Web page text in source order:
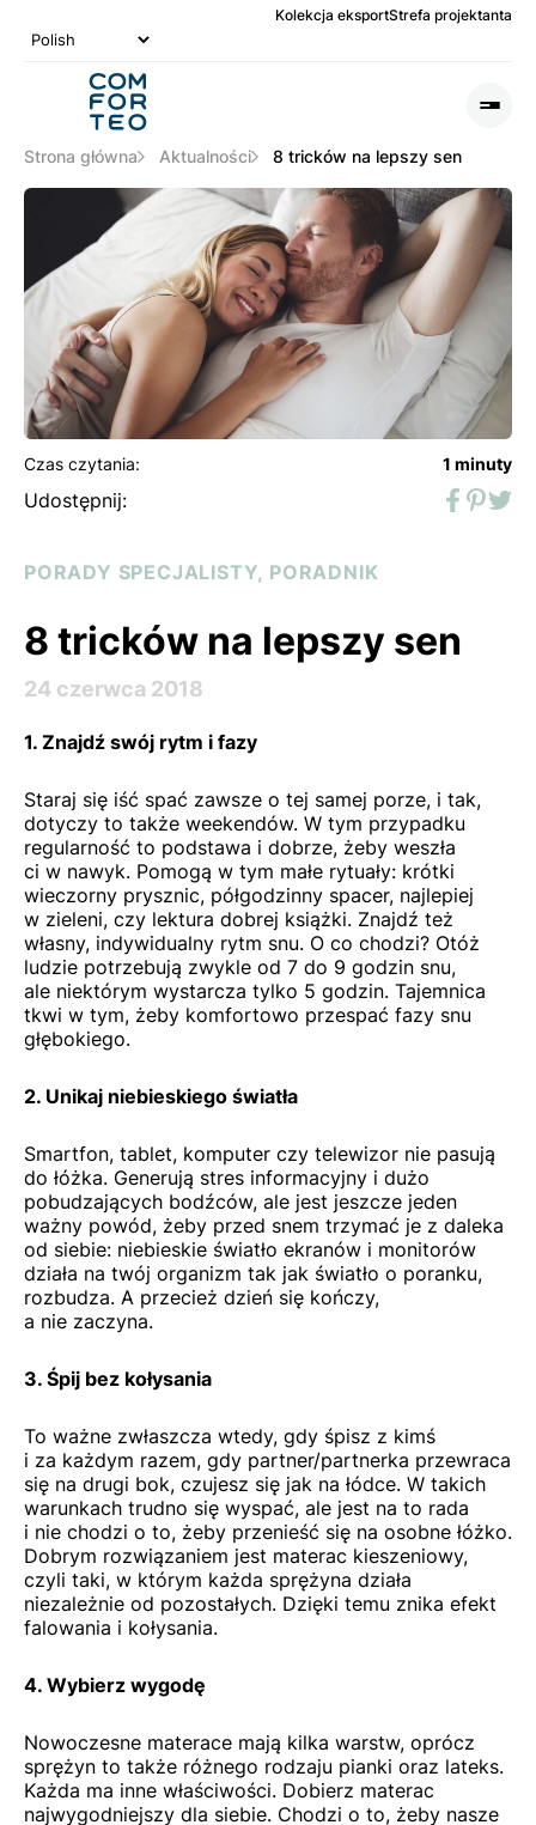
Kolekcja eksportStrefa projektanta
Strona główna Aktualności 8 tricków na lepszy sen
Czas czytania: 1 minuty
Udostępnij:
PORADY SPECJALISTY, PORADNIK
8 tricków na lepszy sen
24 czerwca 2018
1. Znajdź swój rytm i fazy
Staraj się iść spać zawsze o tej samej porze, i tak,
dotyczy to także weekendów. W tym przypadku
regularność to podstawa i dobrze, żeby weszła
ci w nawyk. Pomogą w tym małe rytuały: krótki
wieczorny prysznic, półgodzinny spacer, najlepiej
w zieleni, czy lektura dobrej książki. Znajdź też
własny, indywidualny rytm snu. O co chodzi? Otóż
ludzie potrzebują zwykle od 7 do 9 godzin snu,
ale niektórym wystarcza tylko 5 godzin. Tajemnica
tkwi w tym, żeby komfortowo przespać fazy snu
głębokiego.
2. Unikaj niebieskiego światła
Smartfon, tablet, komputer czy telewizor nie pasują
do łóżka. Generują stres informacyjny i dużo
pobudzających bodźców, ale jest jeszcze jeden
ważny powód, żeby przed snem trzymać je z daleka
od siebie: niebieskie światło ekranów i monitorów
działa na twój organizm tak jak światło o poranku,
rozbudza. A przecież dzień się kończy,
a nie zaczyna.
3. Śpij bez kołysania
To ważne zwłaszcza wtedy, gdy śpisz z kimś
i za każdym razem, gdy partner/partnerka przewraca
się na drugi bok, czujesz się jak na łódce. W takich
warunkach trudno się wyspać, ale jest na to rada
i nie chodzi o to, żeby przenieść się na osobne łóżko.
Dobrym rozwiązaniem jest materac kieszeniowy,
czyli taki, w którym każda sprężyna działa
niezależnie od pozostałych. Dzięki temu znika efekt
falowania i kołysania.
4. Wybierz wygodę
Nowoczesne materace mają kilka warstw, oprócz
sprężyn to także różnego rodzaju pianki oraz lateks.
Każda ma inne właściwości. Dobierz materac
najwygodniejszy dla siebie. Chodzi o to, żeby nasze